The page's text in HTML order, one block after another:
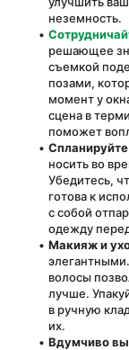
неземность.
решающее
съемкой
позами,
момент у
сцена в
поможет
носить во
Убедитесь,
готова к
с собой
одежду
Макияж и
волосы
лучше.
в ручную
их.
Вдумчиво